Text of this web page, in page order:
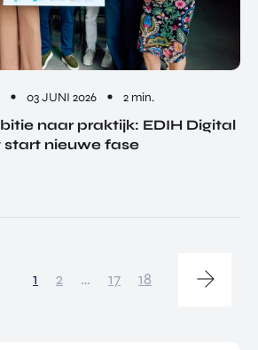
03 JUNI 2026 2 min.
naar praktijk: EDIH Digital
start nieuwe fase
1 2 … 17 18